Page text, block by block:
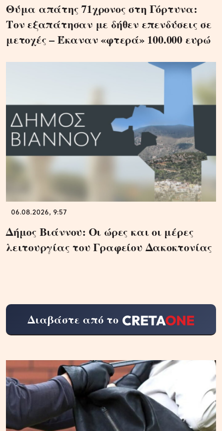
Θύμα απάτης 71χρονος στη Γόρτυνα:
Τον εξαπάτησαν με δήθεν επενδύσεις σε
μετοχές – Έκαναν «φτερά» 100.000 ευρώ
06.08.2026, 9:57
Δήμος Βιάννου: Οι ώρες και οι μέρες
λειτουργίας του Γραφείου Δακοκτονίας
Διαβάστε από το